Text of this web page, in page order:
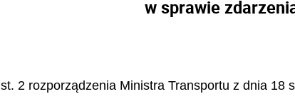
w sprawie
2 rozporządzenia Ministra Transportu z dnia